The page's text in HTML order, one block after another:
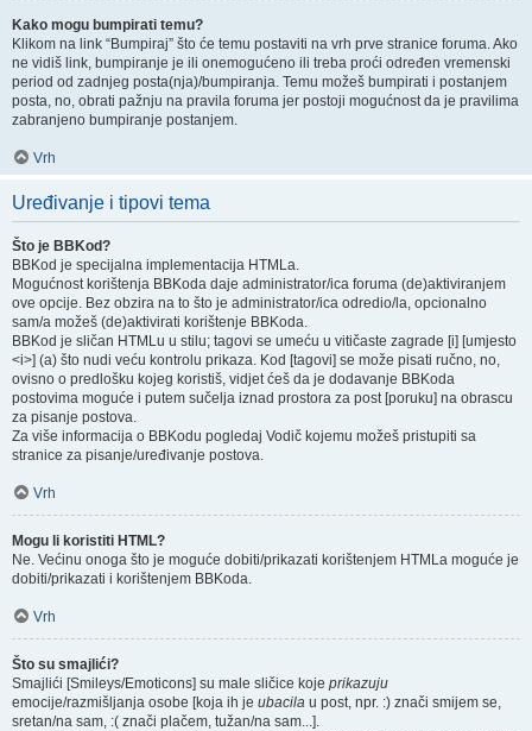
Kako mogu bumpirati temu?
Klikom na link “Bumpiraj” što će temu postaviti na vrh prve stranice foruma. Ako
ne vidiš link, bumpiranje je ili onemogućeno ili treba proći određen vremenski
period od zadnjeg posta(nja)/bumpiranja. Temu možeš bumpirati i postanjem
posta, no, obrati pažnju na pravila foruma jer postoji mogućnost da je pravilima
zabranjeno bumpiranje postanjem.
Vrh
Uređivanje i tipovi tema
Što je BBKod?
BBKod je specijalna implementacija HTMLa.
Mogućnost korištenja BBKoda daje administrator/ica foruma (de)aktiviranjem
ove opcije. Bez obzira na to što je administrator/ica odredio/la, opcionalno
sam/a možeš (de)aktivirati korištenje BBKoda.
BBKod je sličan HTMLu u stilu; tagovi se umeću u vitičaste zagrade [i] [umjesto
<i>] (a) što nudi veću kontrolu prikaza. Kod [tagovi] se može pisati ručno, no,
ovisno o predlošku kojeg koristiš, vidjet ćeš da je dodavanje BBKoda
postovima moguće i putem sučelja iznad prostora za post [poruku] na obrascu
za pisanje postova.
Za više informacija o BBKodu pogledaj Vodič kojemu možeš pristupiti sa
stranice za pisanje/uređivanje postova.
Vrh
Mogu li koristiti HTML?
Ne. Većinu onoga što je moguće dobiti/prikazati korištenjem HTMLa moguće je
dobiti/prikazati i korištenjem BBKoda.
Vrh
Što su smajlići?
Smajlići [Smileys/Emoticons] su male sličice koje prikazuju
emocije/razmišljanja osobe [koja ih je ubacila u post, npr. :) znači smijem se,
sretan/na sam, :( znači plačem, tužan/na sam...].